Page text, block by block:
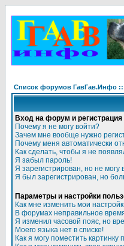
Список форумов ГавГав.Инфо
Вход на форум и регистрация
Почему я не могу войти?
Зачем мне вообще нужно
Почему меня автоматически
Как сделать, чтобы я не
Я забыл пароль!
Я зарегистрирован, но не могу
Я был зарегистрирован, но
Параметры и настройки
Как мне изменить мои
В форумах неправильное
Я изменил часовой пояс, но
Моего языка нет в списке!
Как я могу поместить